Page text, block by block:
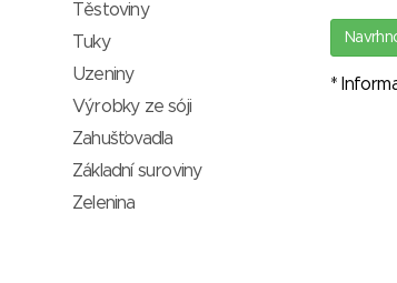
*
Těstoviny
Tuky
Uzeniny
Výrobky ze sóji
Zahušťovadla
Základní suroviny
Zelenina